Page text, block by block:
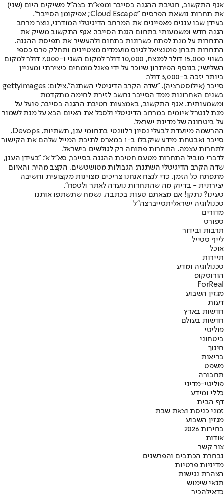
אגף התקשוב, חטיבת ההגנה בסייבר ומפא"ת בצה"ל משיקים היום (שני)
את תחרות נושאת הפרסים "Cloud Escape; אפיקומן הסייבר
".
בעידן שבו עננים מאפיינים את המרחב הדיגיטלי המודרני, נוצר מרחב
הגנה חדש ומשמעותי בתחום הגנת הסייבר. אגף התקשוב משיק את
התחרות על מנת לפתח כשרונות בתחום ולהעשיר את תפיסת ההגנה.
התחרות תבחן פוטנציאל לגיוס מועמדים מצטיינים ותחלק פרס כספי
בשווי 15,000 דולר למנצח, 10,000 דולר למקום השני ו-7,000 דולר למקום
השלישי; בנוסף הפיתרון שיוכר על ידי פאנל מומחים כיצירתי ומעניין
ביותר יזכה ב-3,000 דולר.
סייבר (אילוסטרציה). "שדה הקרב הדיגיטלי השתנה",צילום: gettyimages
בשנים האחרונות ממד הסייבר נחשב לזירת לחימה מתקדמת
ומשמעותית. אגף התקשוב, באמצעות חטיבת ההגנה בסייבר, פועל על
מנת לנטרל איומים במרחב הדיגיטלי ולסכל את האיום הבא על מנת לשמור
על ביטחונה של מדינת ישראל.
ההרשמה מיועדת לבעלי נסיון רלוונטי בתחומי ענן, תשתיות, Devops,
סייבר ואבטחת מידע שיקבלו ב-1 במארס לתיבת המייל שלהם את הקישור
לתחרות עצמה. התחרות פתוחה רק לגולשים בישראל.
לדברי מוביל התחרות מטעם חטיבת ההגנה בסייבר, סא"ל א': "בעידן הענן,
שדה הקרב הדיגיטלי השתנה: הגבולות מטושטשים, הקצב מהיר, והאיום
מתפתח כל הזמן. כדי לנצח אנחנו צריכים מצוינות מקצועית וחשיבה
יצירתית - בדיוק מה שהתחרות נועדה לאתר ולטפח".
טעינו? נתקן! אם מצאתם טעות בכתבה, נשמח שתשתפו אותנו
טכנולוגיה ישראליתסייברצה"ל
מדורים
ספורט
תרבות ובידור
לייף סטייל
אוכל
תיירות
טכנולוגיה ומדע
הורוסקופ
ForReal
מגזין השבוע
דעות
חדשות בארץ
חדשות בעולם
פוליטי
ביטחוני
חינוך
בריאות
משפט
תחבורה
פוליטי-מדיני
כללי ומידע
דף הבית
זמני כניסת וצאת שבת
מגזין השבוע
בחירות 2026
אודות
צור קשר
נבחרת הכתבים והפרשנים
מדיניות פרטיות
הצהרת נגישות
תנאי שימוש
כדאילהכיר